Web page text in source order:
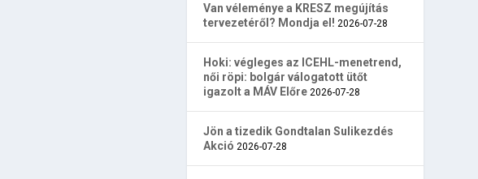
Van véleménye a KRESZ megújítás
tervezetéről? Mondja el! 2026-07-28
Hoki: végleges az ICEHL-menetrend,
női röpi: bolgár válogatott ütőt
igazolt a MÁV Előre 2026-07-28
Jön a tizedik Gondtalan Sulikezdés
Akció 2026-07-28